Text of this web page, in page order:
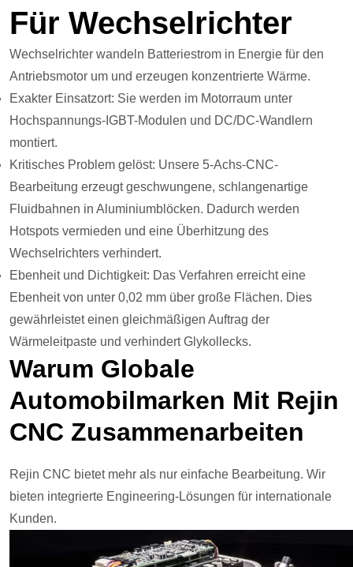
Für Wechselrichter
Wechselrichter wandeln Batteriestrom in Energie für den
Antriebsmotor um und erzeugen konzentrierte Wärme.
Exakter Einsatzort: Sie werden im Motorraum unter
Hochspannungs-IGBT-Modulen und DC/DC-Wandlern
montiert.
Kritisches Problem gelöst: Unsere 5-Achs-CNC-
Bearbeitung erzeugt geschwungene, schlangenartige
Fluidbahnen in Aluminiumblöcken. Dadurch werden
Hotspots vermieden und eine Überhitzung des
Wechselrichters verhindert.
Ebenheit und Dichtigkeit: Das Verfahren erreicht eine
Ebenheit von unter 0,02 mm über große Flächen. Dies
gewährleistet einen gleichmäßigen Auftrag der
Wärmeleitpaste und verhindert Glykollecks.
Warum Globale
Automobilmarken Mit Rejin
CNC Zusammenarbeiten
Rejin CNC bietet mehr als nur einfache Bearbeitung. Wir
bieten integrierte Engineering-Lösungen für internationale
Kunden.